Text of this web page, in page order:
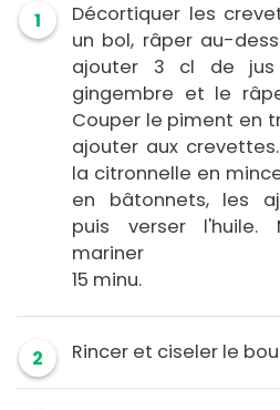
1
Décortiquer les
un bol, râper au-
ajouter 3 cl de
gingembre et le
Couper le piment en
ajouter aux
la citronnelle en
en bâtonnets, les
puis verser l'huile.
mariner
15 minu.
2 Rincer et ciseler le